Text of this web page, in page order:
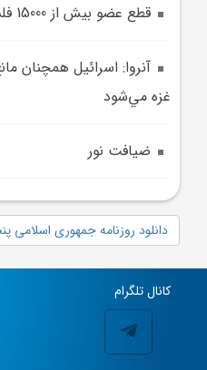
قطع عضو بيش از 15000 فلسطيني در جنگ غزه
آنروا: اسرائيل همچنان
غزه مي‌شود
ضيافت نور
دانلود روزنامه جمهوری اسلامی پنجشنبه 1404/07/24
کانال تلگرام